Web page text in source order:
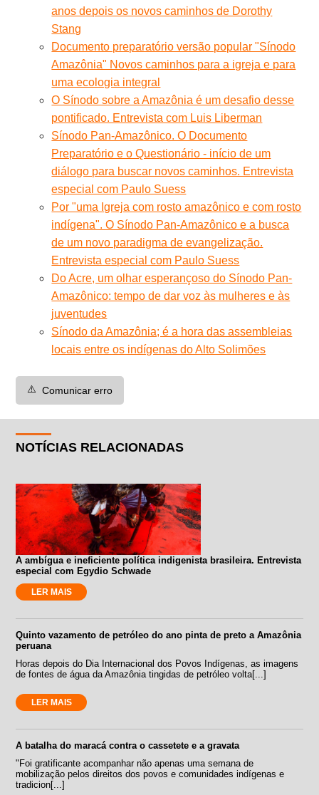
anos depois os novos caminhos de Dorothy
Stang
Documento preparatório versão popular "Sínodo
Amazônia" Novos caminhos para a igreja e para
uma ecologia integral
O Sínodo sobre a Amazônia é um desafio desse
pontificado. Entrevista com Luis Liberman
Sínodo Pan-Amazônico. O Documento
Preparatório e o Questionário - início de um
diálogo para buscar novos caminhos. Entrevista
especial com Paulo Suess
Por "uma Igreja com rosto amazônico e com rosto
indígena". O Sínodo Pan-Amazônico e a busca
de um novo paradigma de evangelização.
Entrevista especial com Paulo Suess
Do Acre, um olhar esperançoso do Sínodo Pan-
Amazônico: tempo de dar voz às mulheres e às
juventudes
Sínodo da Amazônia; é a hora das assembleias
locais entre os indígenas do Alto Solimões
⚠️ Comunicar erro
NOTÍCIAS RELACIONADAS
A ambígua e ineficiente política indigenista brasileira. Entrevista
especial com Egydio Schwade
LER MAIS
Quinto vazamento de petróleo do ano pinta de preto a Amazônia
peruana
Horas depois do Dia Internacional dos Povos Indígenas, as imagens
de fontes de água da Amazônia tingidas de petróleo volta[...]
LER MAIS
A batalha do maracá contra o cassetete e a gravata
"Foi gratificante acompanhar não apenas uma semana de
mobilização pelos direitos dos povos e comunidades indígenas e
tradicion[...]